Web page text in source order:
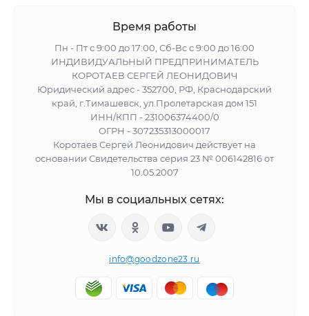
Время работы
Пн - Пт с 9:00 до 17:00, Сб-Вс с 9:00 до 16:00
ИНДИВИДУАЛЬНЫЙ ПРЕДПРИНИМАТЕЛЬ
КОРОТАЕВ СЕРГЕЙ ЛЕОНИДОВИЧ
Юридический адрес - 352700, РФ, Краснодарский
край, г.Тимашевск, ул.Пролетарская дом 151
ИНН/КПП - 231006374400/0
ОГРН - 307235313000017
Коротаев Сергей Леонидович действует на
основании Свидетельства серия 23 № 006142816 от
10.05.2007
Мы в социальных сетях:
info@goodzone23.ru